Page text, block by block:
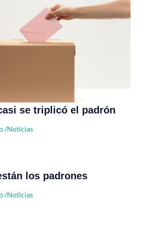
se triplicó el padrón
/Noticias
los padrones
/Noticias